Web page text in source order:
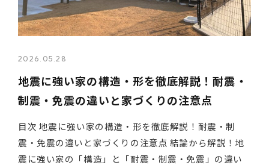
2026.05.28
地震に強い家の構造・形を徹底解説！耐震・
制震・免震の違いと家づくりの注意点
目次 地震に強い家の構造・形を徹底解説！耐震・制
震・免震の違いと家づくりの注意点 結論から解説！地
震に強い家の「構造」と「耐震・制震・免震」の違い